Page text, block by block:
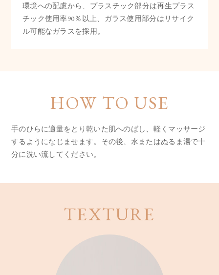
環境への配慮から、プラスチック部分は再生プラス
チック使用率90％以上、ガラス使用部分はリサイク
ル可能なガラスを採用。
HOW TO USE
手のひらに適量をとり乾いた肌へのばし、軽くマッサージ
するようになじませます。 その後、水またはぬるま湯で十
分に洗い流してください。
TEXTURE